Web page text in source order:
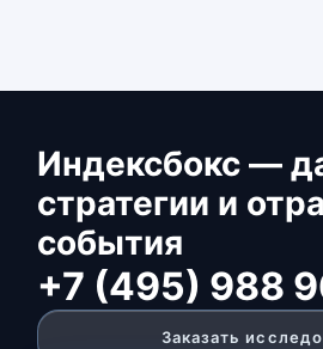
Индексбокс —
стратегии и
события
+7 (495) 988
Заказать